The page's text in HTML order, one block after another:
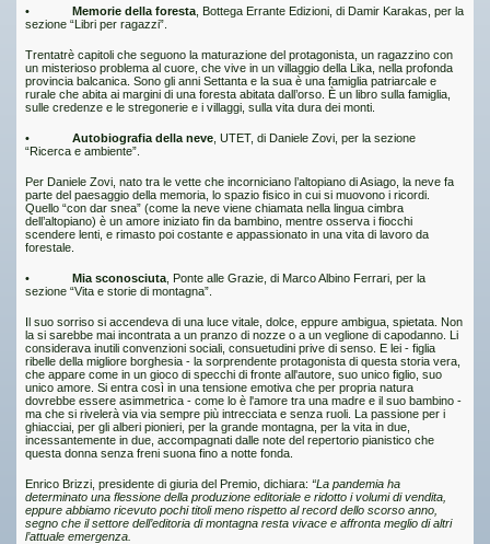
•Memorie della foresta , Bottega Errante Edizioni, di Damir Karakas, per la
sezione “Libri per ragazzi”.
Trentatrè capitoli che seguono la maturazione del protagonista, un ragazzino con
un misterioso problema al cuore, che vive in un villaggio della Lika, nella profonda
provincia balcanica. Sono gli anni Settanta e la sua è una famiglia patriarcale e
rurale che abita ai margini di una foresta abitata dall’orso. È un libro sulla famiglia,
sulle credenze e le stregonerie e i villaggi, sulla vita dura dei monti.
•Autobiografia della neve , UTET, di Daniele Zovi, per la sezione
“Ricerca e ambiente”.
Per Daniele Zovi, nato tra le vette che incorniciano l’altopiano di Asiago, la neve fa
parte del paesaggio della memoria, lo spazio fisico in cui si muovono i ricordi.
Quello “con dar snea” (come la neve viene chiamata nella lingua cimbra
dell’altopiano) è un amore iniziato fin da bambino, mentre osserva i fiocchi
scendere lenti, e rimasto poi costante e appassionato in una vita di lavoro da
forestale.
•Mia sconosciuta , Ponte alle Grazie, di Marco Albino Ferrari, per la
sezione “Vita e storie di montagna”.
Il suo sorriso si accendeva di una luce vitale, dolce, eppure ambigua, spietata. Non
la si sarebbe mai incontrata a un pranzo di nozze o a un veglione di capodanno. Li
considerava inutili convenzioni sociali, consuetudini prive di senso. E lei - figlia
ribelle della migliore borghesia - la sorprendente protagonista di questa storia vera,
che appare come in un gioco di specchi di fronte all'autore, suo unico figlio, suo
unico amore. Si entra così in una tensione emotiva che per propria natura
dovrebbe essere asimmetrica - come lo è l'amore tra una madre e il suo bambino -
ma che si rivelerà via via sempre più intrecciata e senza ruoli. La passione per i
ghiacciai, per gli alberi pionieri, per la grande montagna, per la vita in due,
incessantemente in due, accompagnati dalle note del repertorio pianistico che
questa donna senza freni suona fino a notte fonda.
Enrico Brizzi, presidente di giuria del Premio, dichiara: “La pandemia ha
determinato una flessione della produzione editoriale e ridotto i volumi di vendita,
eppure abbiamo ricevuto pochi titoli meno rispetto al record dello scorso anno,
segno che il settore dell’editoria di montagna resta vivace e affronta meglio di altri
l’attuale emergenza.